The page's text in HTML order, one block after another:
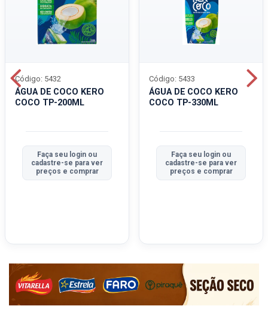
ÁGUA DE COCO KERO
COCO TP-200ML
Código: 5432
Faça seu login ou
cadastre-se para ver
preços e comprar
ÁGUA DE COCO KERO
COCO TP-330ML
Código: 5433
Faça seu login ou
cadastre-se para ver
preços e comprar